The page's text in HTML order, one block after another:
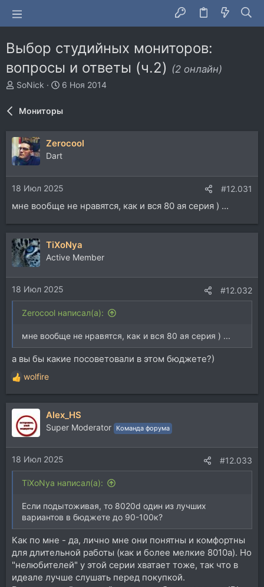
Выбор студийных мониторов:
вопросы и ответы (ч.2) (2 онлайн)
А
т
р
т
е
м
SoNick
Д
н
а
а
6 Ноя 2014
Мониторы
Zerocool
Dart
18 Июл 2025 #12.031
мне вообще не нравятся, как и вся 80 ая серия ) ...
TiXoNya
Active Member
18 Июл 2025 #12.032
Zerocool написал(а):
мне вообще не нравятся, как и вся 80 ая серия ) ...
а вы бы какие посоветовали в этом бюджете?)
Р
е
а
ц
и
и
:
wolfire
Alex_HS
Super Moderator Команда форума
18 Июл 2025 #12.033
TiXoNya написал(а):
Если подытоживая, то 8020d один из лучших
вариантов в бюджете до 90-100к?
Как по мне - да, лично мне они понятны и комфортны
для длительной работы (как и более мелкие 8010а). Но
"нелюбителей" у этой серии хватает тоже, так что в
идеале лучше слушать перед покупкой.